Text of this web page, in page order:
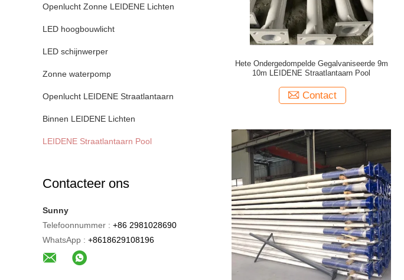
Openlucht Zonne LEIDENE Lichten
LED hoogbouwlicht
LED schijnwerper
Zonne waterpomp
Openlucht LEIDENE Straatlantaarn
Binnen LEIDENE Lichten
LEIDENE Straatlantaarn Pool
Contacteer ons
Sunny
Telefoonnummer : +86 2981028690
WhatsApp : +8618629108196
Hete Ondergedompelde Gegalvaniseerde 9m
10m LEIDENE Straatlantaarn Pool
Contact